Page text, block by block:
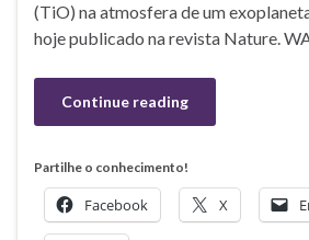
(TiO) na atmosfera de um
hoje publicado na revista Nature.
Continue reading
Partilhe o conhecimento!
Facebook X